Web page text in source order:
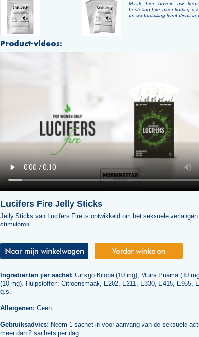
Maak hier boven uw
bestelling hoe meer korting u
en uw bestelling komt direct in
Product-videos:
Lucifers Fire Jelly Sticks
Jelly Sticks van Lucifers Fire is ontwikkeld om het seksuele
stimuleren.
Ingredienten per sachet: Ginkgo Biloba (10 mg), Muira Puama (10
(10 mg). Hulpstoffen: Citroensmaak, E202, E211, E330, E415, E955,
q.s.
Allergenen: Geen
Gebruiksadvies: Neem 1 sachet in voor aanvang van de seksuele
meer dan 2 sachets per dag.